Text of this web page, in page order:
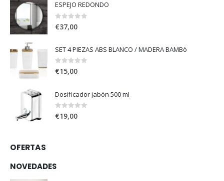
ESPEJO REDONDO
0out of 5
€37,00
SET 4 PIEZAS ABS BLANCO / MADERA BAMBò
0 out of 5
€15,00
Dosificador jabón 500 ml
0 out of 5
€19,00
OFERTAS
NOVEDADES